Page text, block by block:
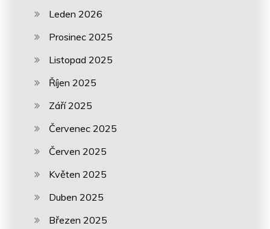
Leden 2026
Prosinec 2025
Listopad 2025
Říjen 2025
Září 2025
Červenec 2025
Červen 2025
Květen 2025
Duben 2025
Březen 2025